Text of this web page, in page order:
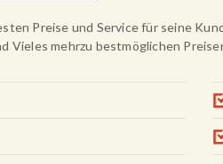
Preise und Service für seine
Vieles mehrzu bestmöglichen